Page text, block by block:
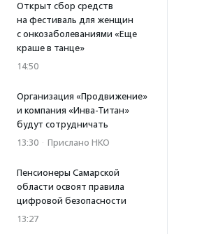
Открыт сбор средств
на фестиваль для женщин
с онкозаболеваниями «Еще
краше в танце»
14:50
Организация «Продвижение»
и компания «Инва-Титан»
будут сотрудничать
13:30 · Прислано НКО
Пенсионеры Самарской
области освоят правила
цифровой безопасности
13:27